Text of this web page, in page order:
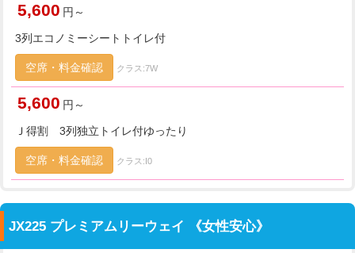
5,600 円～
3列エコノミーシートトイレ付
空席・料金確認 クラス:7W
5,600 円～
Ｊ得割 3列独立トイレ付ゆったり
空席・料金確認 クラス:I0
JX225 プレミアムリーウェイ 《女性安心》